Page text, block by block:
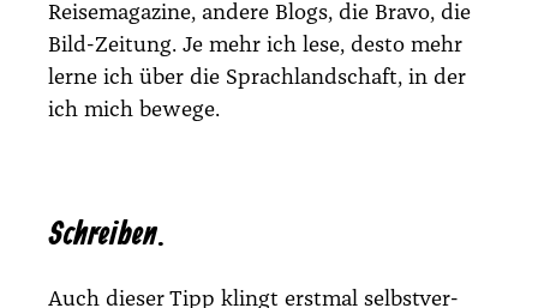
Rei­se­ma­ga­zi­ne, ande­re Blogs, die Bra­vo, die
Bild-Zei­tung. Je mehr ich lese, des­to mehr
ler­ne ich über die Sprach­land­schaft, in der
ich mich bewe­ge.
Schreiben.
Auch die­ser Tipp klingt erst­mal selbst­ver­